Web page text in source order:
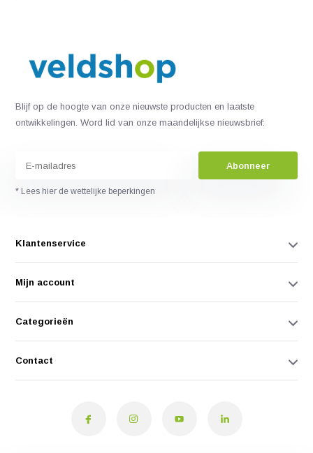
Blijf op de hoogte van onze nieuwste producten en laatste
ontwikkelingen. Word lid van onze maandelijkse nieuwsbrief:
Abonneer
* Lees hier de wettelijke beperkingen
Klantenservice
Mijn account
Categorieën
Contact